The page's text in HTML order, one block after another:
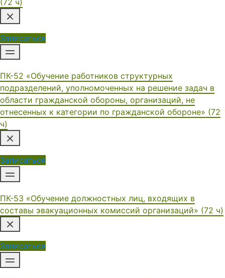
(72 ч)
Записаться
ПК-52 «Обучение работников структурных
подразделений, уполномоченных на решение задач в
области гражданской обороны, организаций, не
отнесенных к категории по гражданской обороне» (72
ч)
Записаться
ПК-53 «Обучение должностных лиц, входящих в
составы эвакуационных комиссий организаций» (72 ч)
Записаться